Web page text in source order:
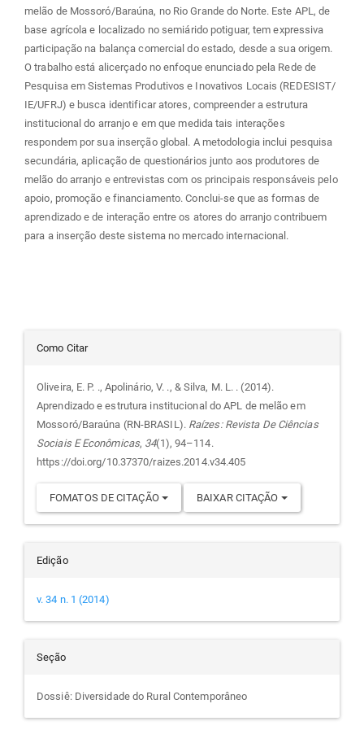
melão de Mossoró/Baraúna, no Rio Grande do Norte. Este APL, de
base agrícola e localizado no semiárido potiguar, tem expressiva
participação na balança comercial do estado, desde a sua origem.
O trabalho está alicerçado no enfoque enunciado pela Rede de
Pesquisa em Sistemas Produtivos e Inovativos Locais (REDESIST/
IE/UFRJ) e busca identificar atores, compreender a estrutura
institucional do arranjo e em que medida tais interações
respondem por sua inserção global. A metodologia inclui pesquisa
secundária, aplicação de questionários junto aos produtores de
melão do arranjo e entrevistas com os principais responsáveis pelo
apoio, promoção e financiamento. Conclui-se que as formas de
aprendizado e de interação entre os atores do arranjo contribuem
para a inserção deste sistema no mercado internacional.
Detalhes
do
artigo
Como Citar
Oliveira, E. P. ., Apolinário, V. ., & Silva, M. L. . (2014).
Aprendizado e estrutura institucional do APL de melão em
Mossoró/Baraúna (RN-BRASIL). Raízes: Revista De Ciências
Sociais E Econômicas, 34(1), 94–114.
https://doi.org/10.37370/raizes.2014.v34.405
FOMATOS DE CITAÇÃO BAIXAR CITAÇÃO
Edição
v. 34 n. 1 (2014)
Seção
Dossiê: Diversidade do Rural Contemporâneo